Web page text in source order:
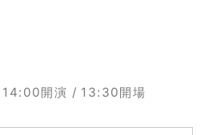
14:00開演 / 13:30開場